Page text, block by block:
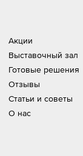
Акции
Выставочный зал
Готовые решения
Отзывы
Статьи и советы
О нас